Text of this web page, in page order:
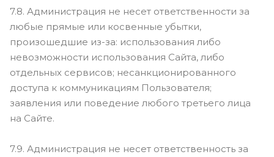
7.8. Администрация не несет ответственности за
любые прямые или косвенные убытки,
произошедшие из-за: использования либо
невозможности использования Сайта, либо
отдельных сервисов; несанкционированного
доступа к коммуникациям Пользователя;
заявления или поведение любого третьего лица
на Сайте.
7.9. Администрация не несет ответственность за